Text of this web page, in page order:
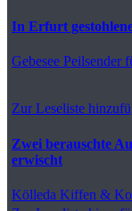
In Erfurt
Gebesee Peilsender
Zur Leseliste
Zwei berauschte
erwischt
Kölleda Kiffen &